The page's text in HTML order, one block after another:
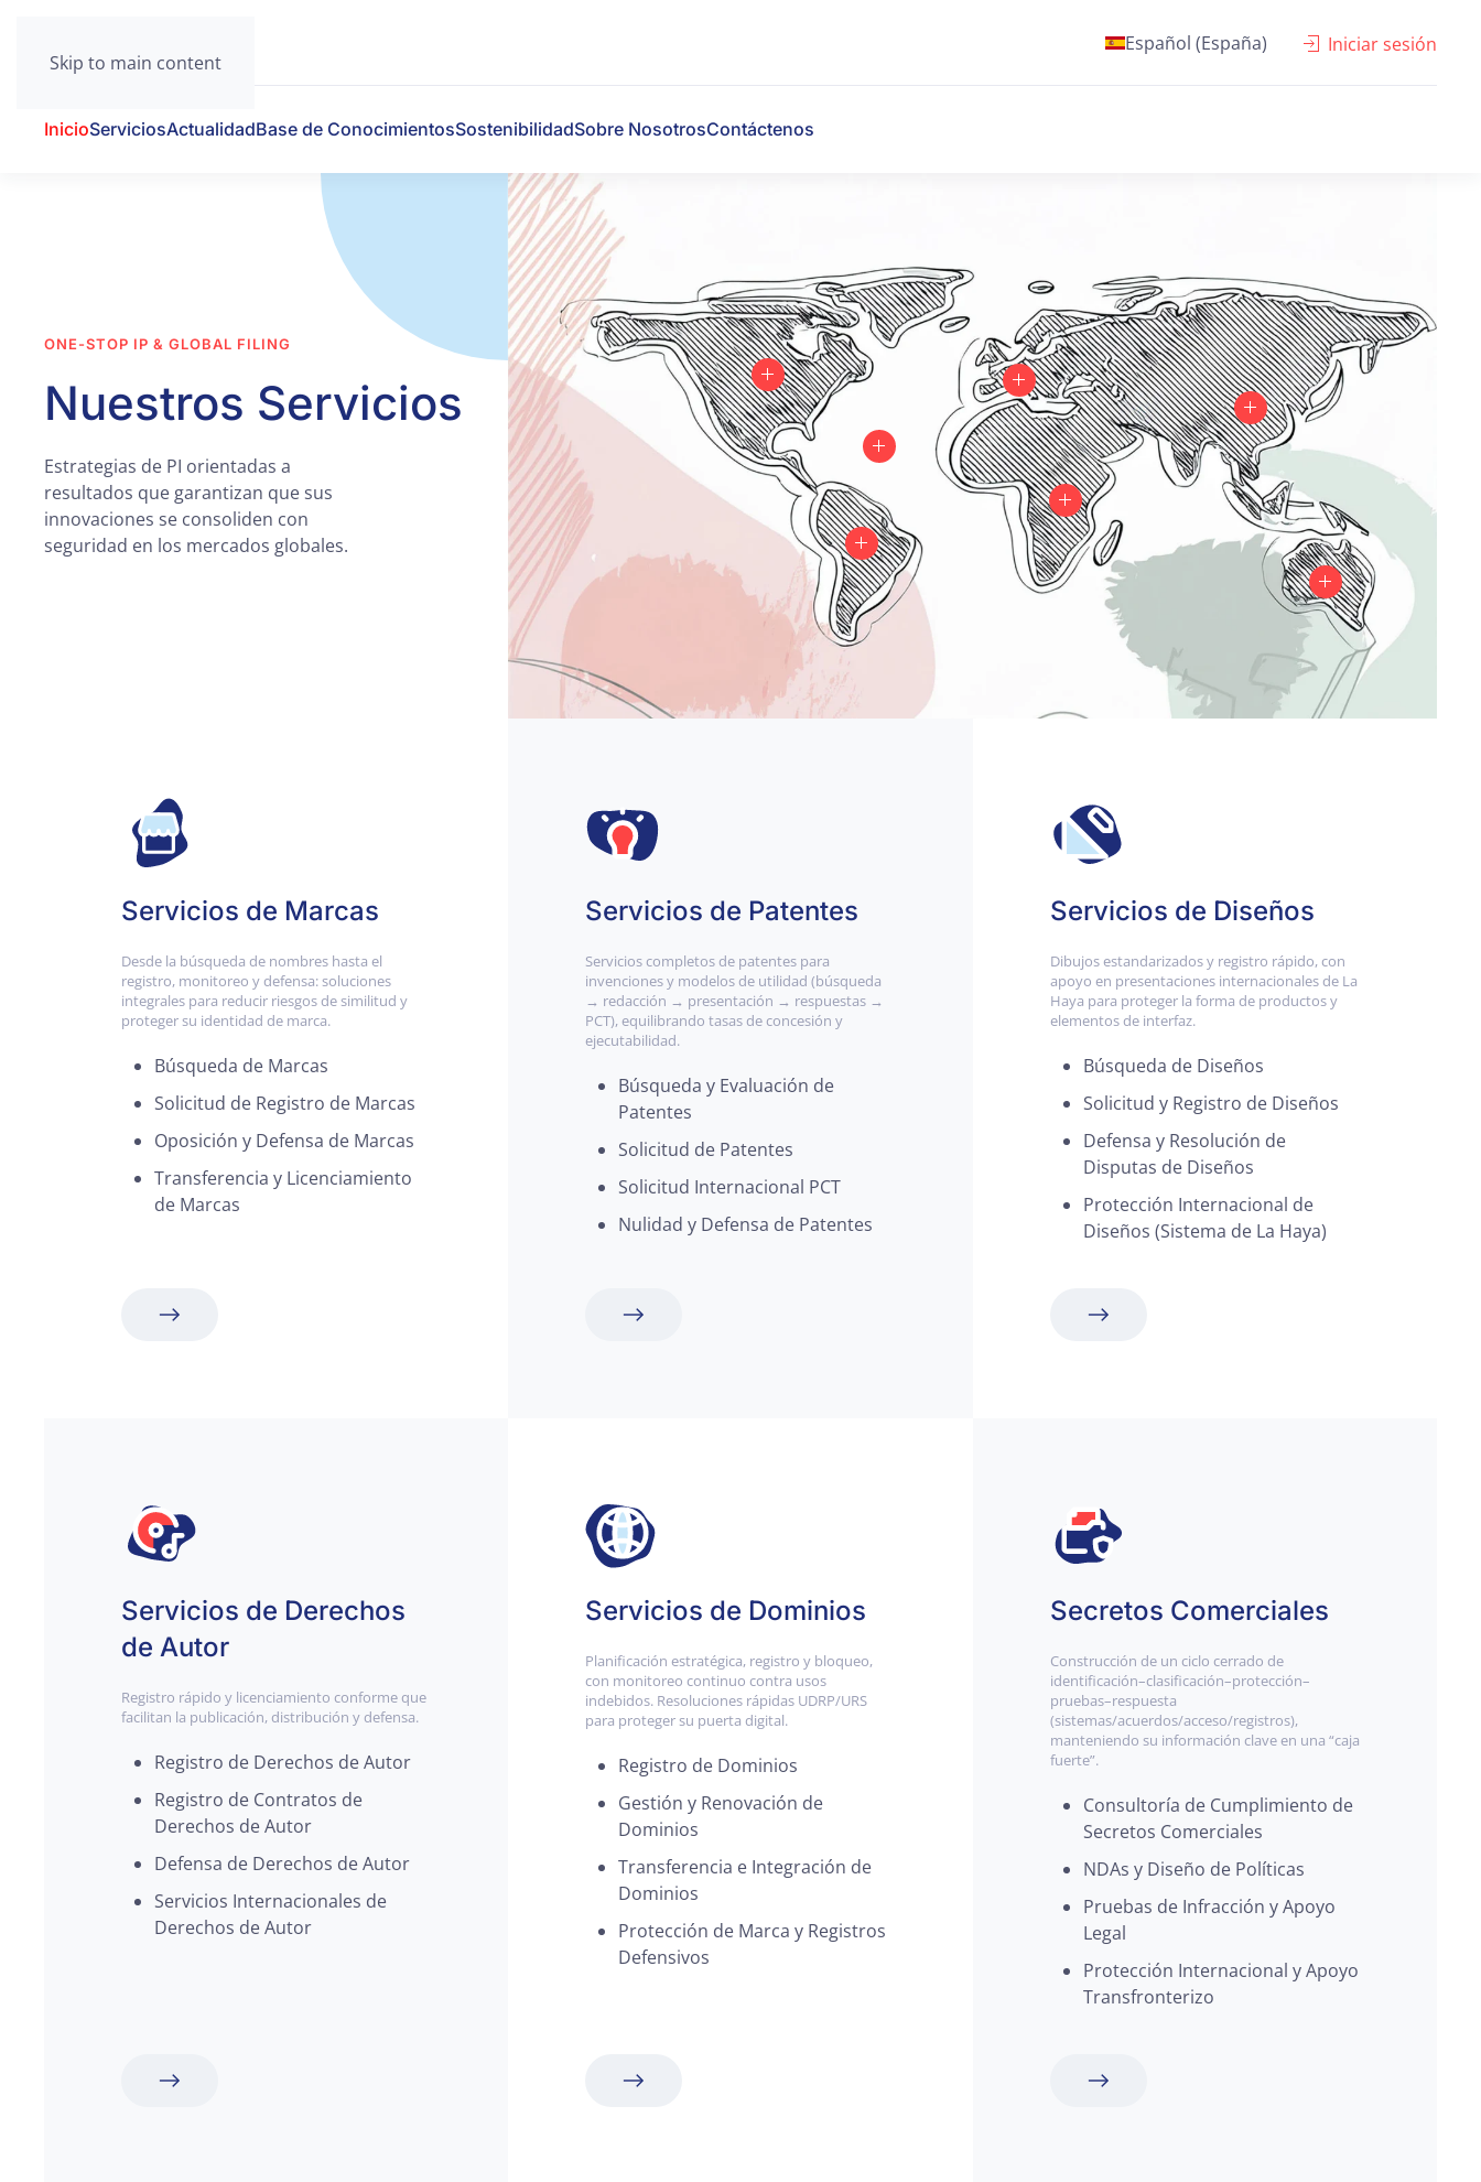
Skip to main content
Español (España) Iniciar sesión
InicioServiciosActualidadBase de ConocimientosSostenibilidadSobre NosotrosContáctenos
ONE-STOP IP & GLOBAL FILING
Nuestros Servicios
Estrategias de PI orientadas a
resultados que garantizan que sus
innovaciones se consoliden con
seguridad en los mercados globales.
Servicios de Marcas
Desde la búsqueda de nombres hasta el
registro, monitoreo y defensa: soluciones
integrales para reducir riesgos de similitud y
proteger su identidad de marca.
Búsqueda de Marcas
Solicitud de Registro de Marcas
Oposición y Defensa de Marcas
Transferencia y Licenciamiento
de Marcas
Servicios de Patentes
Servicios completos de patentes para
invenciones y modelos de utilidad (búsqueda
→ redacción → presentación → respuestas →
PCT), equilibrando tasas de concesión y
ejecutabilidad.
Búsqueda y Evaluación de
Patentes
Solicitud de Patentes
Solicitud Internacional PCT
Nulidad y Defensa de Patentes
Servicios de Diseños
Dibujos estandarizados y registro rápido, con
apoyo en presentaciones internacionales de La
Haya para proteger la forma de productos y
elementos de interfaz.
Búsqueda de Diseños
Solicitud y Registro de Diseños
Defensa y Resolución de
Disputas de Diseños
Protección Internacional de
Diseños (Sistema de La Haya)
Servicios de Derechos
de Autor
Registro rápido y licenciamiento conforme que
facilitan la publicación, distribución y defensa.
Registro de Derechos de Autor
Registro de Contratos de
Derechos de Autor
Defensa de Derechos de Autor
Servicios Internacionales de
Derechos de Autor
Servicios de Dominios
Planificación estratégica, registro y bloqueo,
con monitoreo continuo contra usos
indebidos. Resoluciones rápidas UDRP/URS
para proteger su puerta digital.
Registro de Dominios
Gestión y Renovación de
Dominios
Transferencia e Integración de
Dominios
Protección de Marca y Registros
Defensivos
Secretos Comerciales
Construcción de un ciclo cerrado de
identificación–clasificación–protección–
pruebas–respuesta
(sistemas/acuerdos/acceso/registros),
manteniendo su información clave en una “caja
fuerte”.
Consultoría de Cumplimiento de
Secretos Comerciales
NDAs y Diseño de Políticas
Pruebas de Infracción y Apoyo
Legal
Protección Internacional y Apoyo
Transfronterizo